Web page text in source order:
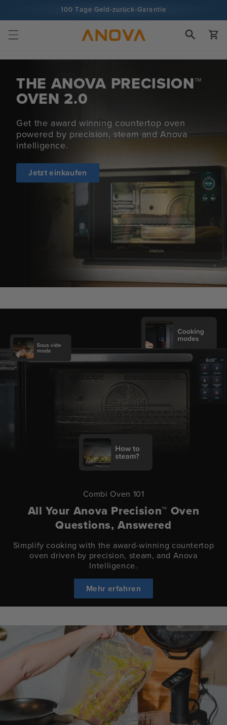
100 Tage Geld-zurück-Garantie
Über 100 Millionen Köche, Tendenz steigend
Wagen
THE ANOVA PRECISION™
OVEN 2.0
Get the award winning countertop oven
powered by precision, steam and Anova
intelligence.
Jetzt einkaufen
Combi Oven 101
All Your Anova Precision™ Oven
Questions, Answered
Simplify cooking with the award-winning countertop
oven driven by precision, steam, and Anova
Intelligence.
Mehr erfahren